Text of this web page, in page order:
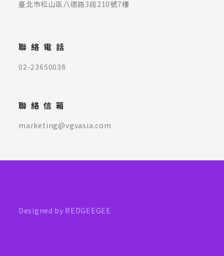
臺北市松山區八德路3段210號7樓
聯絡電話
02-23650038
聯絡信箱
marketing@vgvasia.com
Designed by REDGEEGEE